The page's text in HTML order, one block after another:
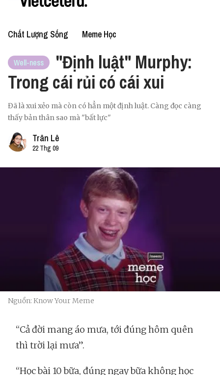
Chất Lượng Sống Meme Học
Well-ness
"Định luật" Murphy:
Trong cái rủi có cái xui
Đã là xui xẻo mà còn có hẳn một định luật. Càng đọc càng
thấy bản thân sao mà "bất lực"
Trân Lê
22 Thg 09
Nguồn: Know Your Meme
“Cả đời mang áo mưa, tới đúng hôm quên
thì trời lại mưa”.
“Học bài 10 bữa, đúng ngay bữa không học